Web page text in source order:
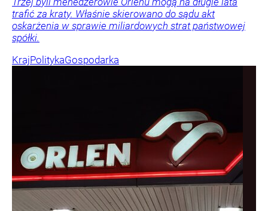
trafić za kraty. Właśnie skierowano do sądu akt
oskarżenia w sprawie miliardowych strat państwowej
spółki.
KrajPolitykaGospodarka